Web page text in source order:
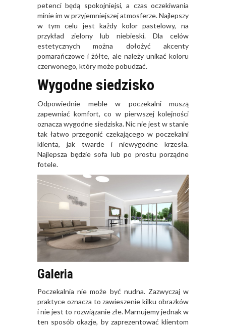
petenci będą spokojniejsi, a czas oczekiwania
minie im w przyjemniejszej atmosferze. Najlepszy
w tym celu jest każdy kolor pastelowy, na
przykład zielony lub niebieski. Dla celów
estetycznych można dołożyć akcenty
pomarańczowe i żółte, ale należy unikać koloru
czerwonego, który może pobudzać.
Wygodne siedzisko
Odpowiednie meble w poczekalni muszą
zapewniać komfort, co w pierwszej kolejności
oznacza wygodne siedziska. Nic nie jest w stanie
tak łatwo przegonić czekającego w poczekalni
klienta, jak twarde i niewygodne krzesła.
Najlepsza będzie sofa lub po prostu porządne
fotele.
Galeria
Poczekalnia nie może być nudna. Zazwyczaj w
praktyce oznacza to zawieszenie kilku obrazków
i nie jest to rozwiązanie złe. Marnujemy jednak w
ten sposób okazje, by zaprezentować klientom